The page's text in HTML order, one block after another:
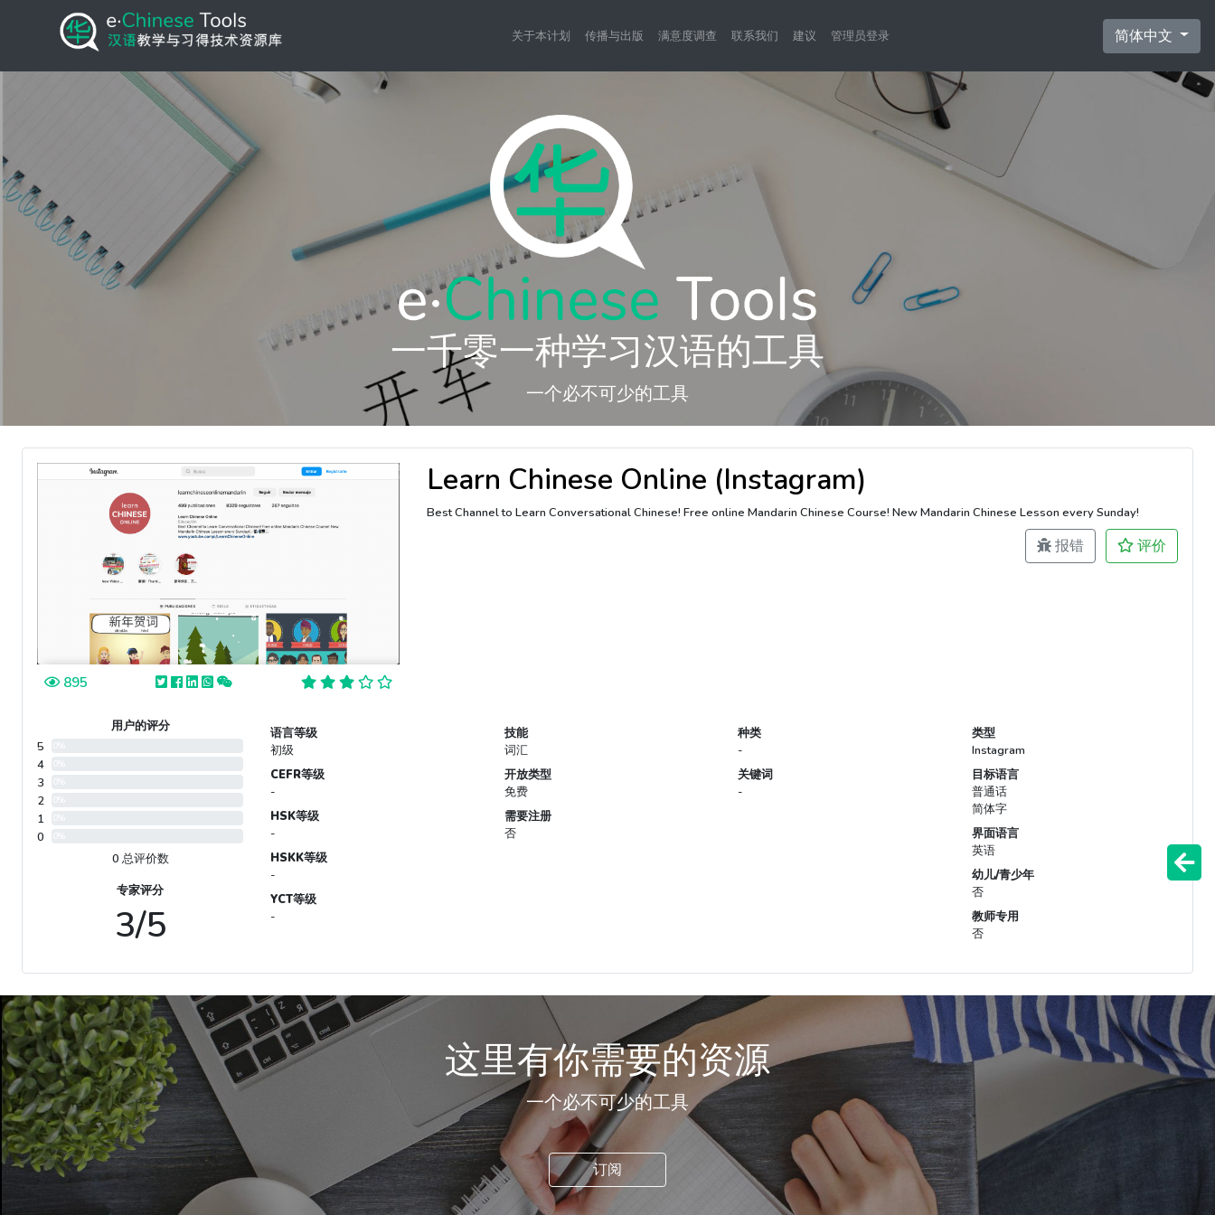
关于本计划 传播与出版 满意度调查 联系我们 建议 管理员登录 简体中文
一千零一种学习汉语的工具
一个必不可少的工具
895
Learn Chinese Online (Instagram)
Best Channel to Learn Conversational Chinese! Free online Mandarin Chinese Course! New Mandarin Chinese Lesson every Sunday!
报错 评价
用户的评分
5
4
3
2
1
0
0 总评价数
专家评分
3/5
语言等级
初级
CEFR等级
-
HSK等级
-
HSKK等级
-
YCT等级
-
技能
词汇
开放类型
免费
需要注册
否
种类
-
关键词
-
类型
Instagram
目标语言
普通话
简体字
界面语言
英语
幼儿/青少年
否
教师专用
否
这里有你需要的资源
一个必不可少的工具
订阅